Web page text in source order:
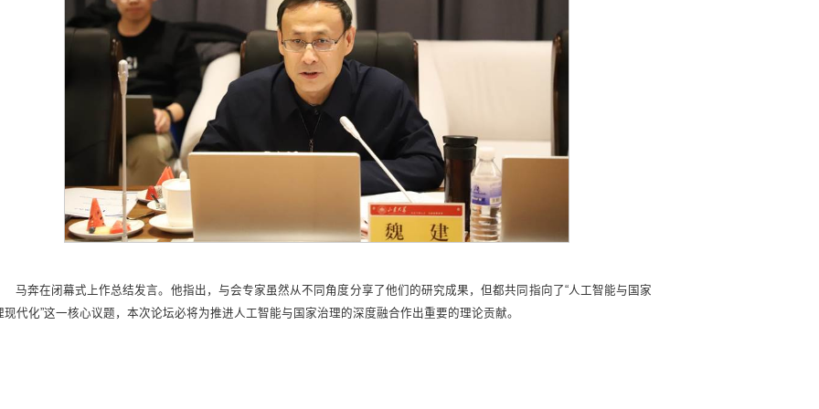
马奔在闭幕式上作总结发言。他指出，与会专家虽然从不同角度分享了他们的研究成果，但都共同指向了“人工智能与国家
现代化”这一核心议题，本次论坛必将为推进人工智能与国家治理的深度融合作出重要的理论贡献。